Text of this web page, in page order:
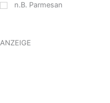
n.B. Parmesan
ANZEIGE